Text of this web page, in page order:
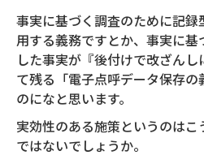
事実に基づく調査のために記
用する義務ですとか、事実に
した事実が『後付けで改ざん
て残る「電子点呼データ保存
のになと思います。
実効性のある施策というのは
ではないでしょうか。